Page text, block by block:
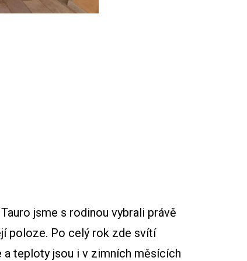
jsme s rodinou vybrali právě
poloze. Po celý rok zde svítí
a teploty jsou i v zimních měsících